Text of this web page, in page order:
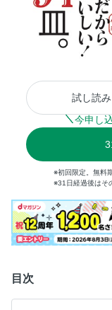
試し読み
今申し
※初回限定。無料
※31日経過後はそ
目次